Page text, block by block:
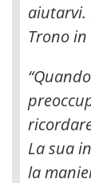
aiutarvi.
Trono in
La sua
la